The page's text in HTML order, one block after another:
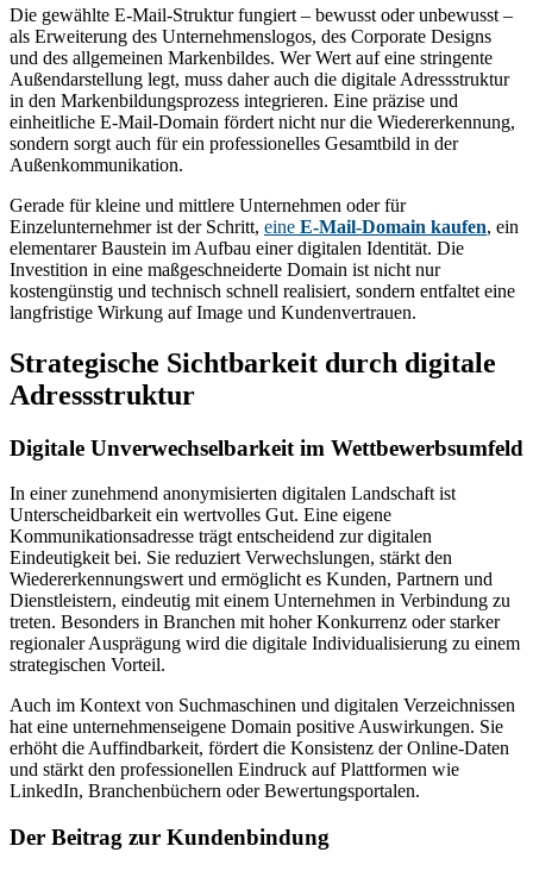
Die gewählte E-Mail-Struktur fungiert – bewusst oder unbewusst –
als Erweiterung des Unternehmenslogos, des Corporate Designs
und des allgemeinen Markenbildes. Wer Wert auf eine stringente
Außendarstellung legt, muss daher auch die digitale Adressstruktur
in den Markenbildungsprozess integrieren. Eine präzise und
einheitliche E-Mail-Domain fördert nicht nur die Wiedererkennung,
sondern sorgt auch für ein professionelles Gesamtbild in der
Außenkommunikation.
Gerade für kleine und mittlere Unternehmen oder für
Einzelunternehmer ist der Schritt, eine E-Mail-Domain kaufen, ein
elementarer Baustein im Aufbau einer digitalen Identität. Die
Investition in eine maßgeschneiderte Domain ist nicht nur
kostengünstig und technisch schnell realisiert, sondern entfaltet eine
langfristige Wirkung auf Image und Kundenvertrauen.
Strategische Sichtbarkeit durch digitale
Adressstruktur
Digitale Unverwechselbarkeit im Wettbewerbsumfeld
In einer zunehmend anonymisierten digitalen Landschaft ist
Unterscheidbarkeit ein wertvolles Gut. Eine eigene
Kommunikationsadresse trägt entscheidend zur digitalen
Eindeutigkeit bei. Sie reduziert Verwechslungen, stärkt den
Wiedererkennungswert und ermöglicht es Kunden, Partnern und
Dienstleistern, eindeutig mit einem Unternehmen in Verbindung zu
treten. Besonders in Branchen mit hoher Konkurrenz oder starker
regionaler Ausprägung wird die digitale Individualisierung zu einem
strategischen Vorteil.
Auch im Kontext von Suchmaschinen und digitalen Verzeichnissen
hat eine unternehmenseigene Domain positive Auswirkungen. Sie
erhöht die Auffindbarkeit, fördert die Konsistenz der Online-Daten
und stärkt den professionellen Eindruck auf Plattformen wie
LinkedIn, Branchenbüchern oder Bewertungsportalen.
Der Beitrag zur Kundenbindung